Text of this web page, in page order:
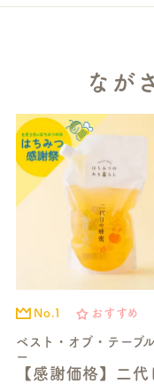
なが
No.1 おすすめ
ベスト・オブ・テーブ
ー
【感謝価格】二代